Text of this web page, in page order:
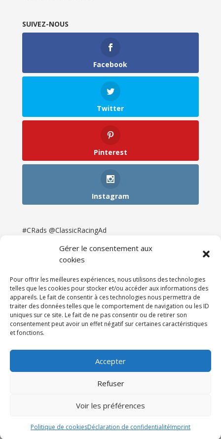
Gérer le consentement aux
cookies
Pour offrir les meilleures expériences, nous utilisons des technologies
telles que les cookies pour stocker et/ou accéder aux informations des
appareils. Le fait de consentir à ces technologies nous permettra de
traiter des données telles que le comportement de navigation ou les ID
uniques sur ce site. Le fait de ne pas consentir ou de retirer son
consentement peut avoir un effet négatif sur certaines caractéristiques
et fonctions.
Accepter
Refuser
Voir les préférences
Politique de cookiesDéclaration de confidentialitéImprint
SUIVEZ-NOUS
Facebook
Twitter
Pinterest
Instagram
#CRads @ClassicRacingAd
Newsletter & Presse
Partenaires
Tarifs
Espace Client
121DigitalGroup |
121DigitalGroup